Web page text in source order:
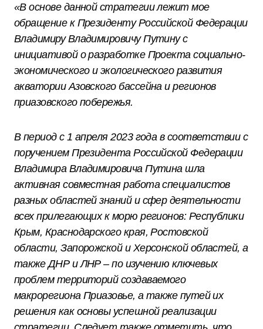
«В основе данной стратегии лежит мое
обращение к Президенту Российской Федерации
Владимиру Владимировичу Путину с
инициативой о разработке Проекта социально-
экономического и экологического развития
акватории Азовского бассейна и регионов
приазовского побережья.
В период с 1 апреля 2023 года в соответствии с
поручением Президента Российской Федерации
Владимира Владимировича Путина шла
активная совместная работа специалистов
разных областей знаний и сфер деятельности
всех прилегающих к морю регионов: Республики
Крым, Краснодарского края, Ростовской
области, Запорожской и Херсонской областей, а
также ДНР и ЛНР – по изучению ключевых
проблем территорий создаваемого
макрорегиона Приазовье, а также путей их
решения как основы успешной реализации